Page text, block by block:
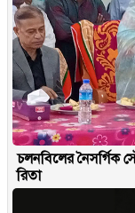
চলনবিলের নৈসর্গিক
রিতা